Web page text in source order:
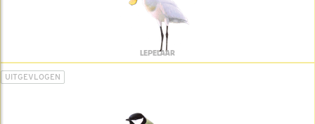
LEPELAAR
UITGEVLOGEN